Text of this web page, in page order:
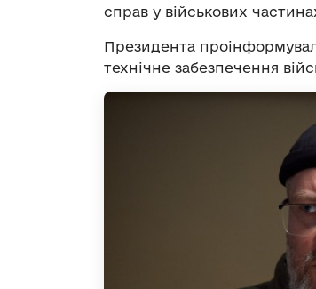
справ у військових
Президента
технічне забезпечення